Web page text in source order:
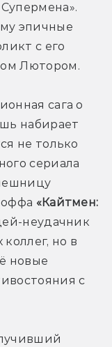
эпичные
с его
Лютором.
набирает
не только
сериала
«Кайтмен:
неудачник
но в
новые
с